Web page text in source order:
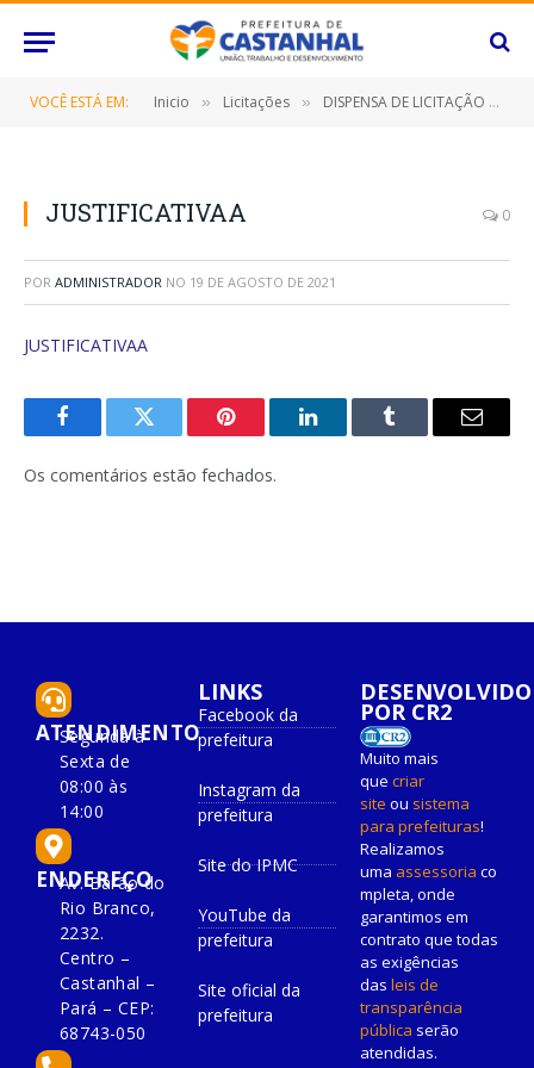
VOCÊ ESTÁ EM: Inicio » Licitações » DISPENSA DE LICITAÇÃO Nº 083/2021 (LOCAÇÃO DE IMÓVEL LOCALIZADA NA RUA EXPEDITO PONTES ARAÚJO, 413, BAIRRO ESTRELA, CEP 68740-0001)
JUSTIFICATIVAA 0
POR ADMINISTRADOR NO 19 DE AGOSTO DE 2021
JUSTIFICATIVAA
FacebookTwitter Pinterest O
Tumblr
E-
Os comentários estão fechados.
ATENDIMENTO
Segunda à
Sexta de
08:00 às
14:00
ENDEREÇO
Av. Barão do
Rio Branco,
2232.
Centro –
Castanhal –
Pará – CEP:
68743-050
LINKS
Facebook da
prefeitura
Instagram da
prefeitura
Site do IPMC
YouTube da
prefeitura
Site oficial da
prefeitura
DESENVOLVIDO
POR CR2
Muito mais
que criar
site ou sistema
para prefeituras!
Realizamos
uma assessoria co
mpleta, onde
garantimos em
contrato que todas
as exigências
das leis de
transparência
pública serão
atendidas.